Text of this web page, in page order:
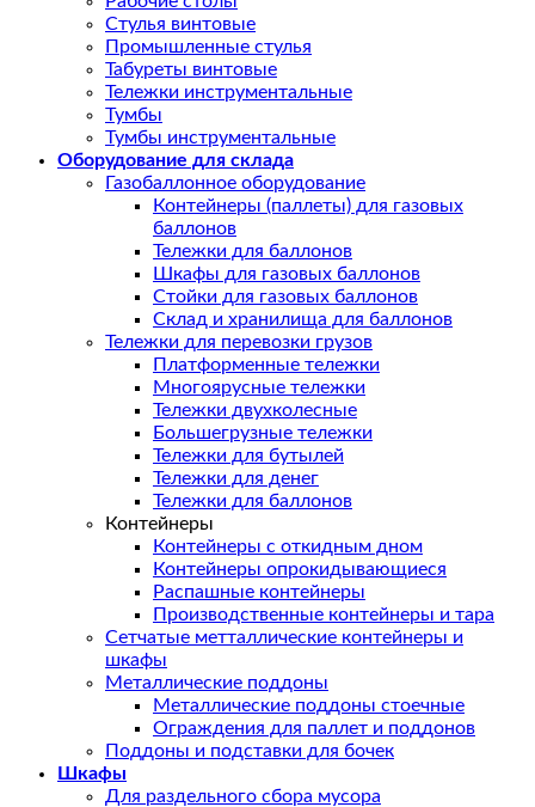
Стулья винтовые
Промышленные стулья
Табуреты винтовые
Тележки инструментальные
Тумбы
Тумбы инструментальные
Оборудование для склада
Газобаллонное оборудование
Контейнеры (паллеты) для газовых
баллонов
Тележки для баллонов
Шкафы для газовых баллонов
Стойки для газовых баллонов
Склад и хранилища для баллонов
Тележки для перевозки грузов
Платформенные тележки
Многоярусные тележки
Тележки двухколесные
Большегрузные тележки
Тележки для бутылей
Тележки для денег
Тележки для баллонов
Контейнеры
Контейнеры с откидным дном
Контейнеры опрокидывающиеся
Распашные контейнеры
Производственные контейнеры и тара
Сетчатые метталлические контейнеры и
шкафы
Металлические поддоны
Металлические поддоны стоечные
Ограждения для паллет и поддонов
Поддоны и подставки для бочек
Шкафы
Для раздельного сбора мусора